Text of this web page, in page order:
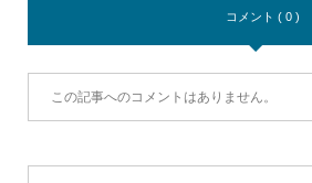
コメント ( 0 )
この記事へのコメントはありません。